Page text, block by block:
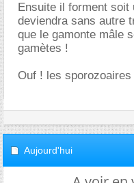
Ensuite il forment soit
deviendra sans autre
que le gamonte mâle
gamètes !
Ouf ! les
Aujourd'hui